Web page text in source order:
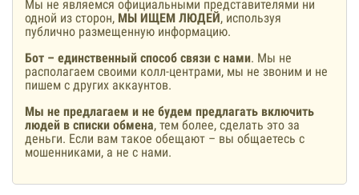
Мы не являемся официальными представителями ни
одной из сторон, МЫ ИЩЕМ ЛЮДЕЙ, используя
публично размещенную информацию.
Бот – единственный способ связи с нами. Мы не
располагаем своими колл-центрами, мы не звоним и не
пишем с других аккаунтов.
Мы не предлагаем и не будем предлагать включить
людей в списки обмена, тем более, сделать это за
деньги. Если вам такое обещают – вы общаетесь с
мошенниками, а не с нами.